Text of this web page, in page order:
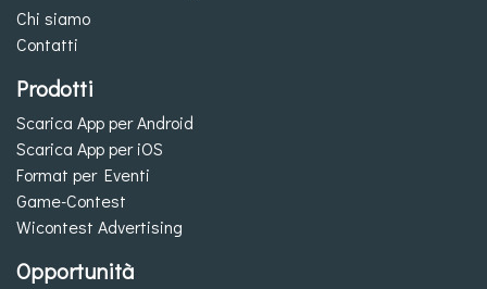
Chi siamo
Contatti
Prodotti
Scarica App per Android
Scarica App per iOS
Format per Eventi
Game-Contest
Wicontest Advertising
Opportunità